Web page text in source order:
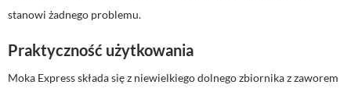
stanowi żadnego problemu.
Praktyczność użytkowania
Moka Express składa się z niewielkiego dolnego zbiornika z zaworem